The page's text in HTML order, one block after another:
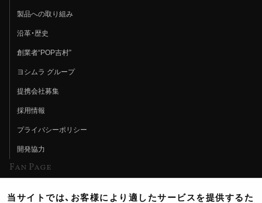
製品への取り組み
沿革・歴史
創業者“POP吉村”
ヨシムラ グループ
提携会社募集
採用情報
プライバシーポリシー
開発協力
Fan Page
当サイトでは、お客様により適したサービスを提供するた